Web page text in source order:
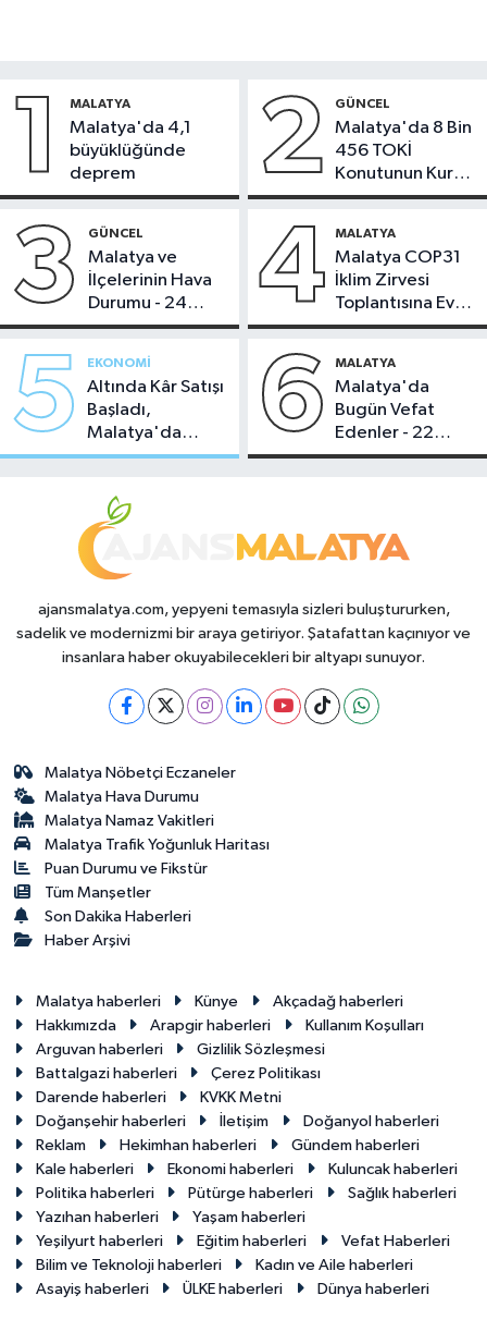
1 MALATYA
Malatya'da 4,1
büyüklüğünde
deprem
2 GÜNCEL
Malatya'da 8 Bin
456 TOKİ
Konutunun Kurası
Bugün Çekiliyor
3 GÜNCEL
Malatya ve
İlçelerinin Hava
Durumu - 24
Temmuz 2026
4 MALATYA
Malatya COP31
İklim Zirvesi
Toplantısına Ev
Sahipliği Yaptı
5 EKONOMI
Altında Kâr Satışı
Başladı,
Malatya'da
Makas Ne
6 MALATYA
Malatya'da
Bugün Vefat
Edenler - 22
Temmuz 2026
ajansmalatya.com, yepyeni temasıyla sizleri buluştururken,
sadelik ve modernizmi bir araya getiriyor. Şatafattan kaçınıyor ve
insanlara haber okuyabilecekleri bir altyapı sunuyor.
Malatya Nöbetçi Eczaneler
Malatya Hava Durumu
Malatya Namaz Vakitleri
Malatya Trafik Yoğunluk Haritası
Puan Durumu ve Fikstür
Tüm Manşetler
Son Dakika Haberleri
Haber Arşivi
Malatya haberleri Künye
Akçadağ haberleri
Hakkımızda
Arapgir haberleri
Kullanım Koşulları
Arguvan haberleri
Gizlilik Sözleşmesi
Battalgazi haberleri
Çerez Politikası
Darende haberleri
KVKK Metni
Doğanşehir haberleri
İletişim
Doğanyol haberleri
Reklam
Hekimhan haberleri
Gündem haberleri
Kale haberleri
Ekonomi haberleri
Kuluncak haberleri
Politika haberleri
Pütürge haberleri
Sağlık haberleri
Yazıhan haberleri
Yaşam haberleri
Yeşilyurt haberleri
Eğitim haberleri
Vefat Haberleri
Bilim ve Teknoloji haberleri
Kadın ve Aile haberleri
Asayiş haberleri
ÜLKE haberleri Dünya haberleri